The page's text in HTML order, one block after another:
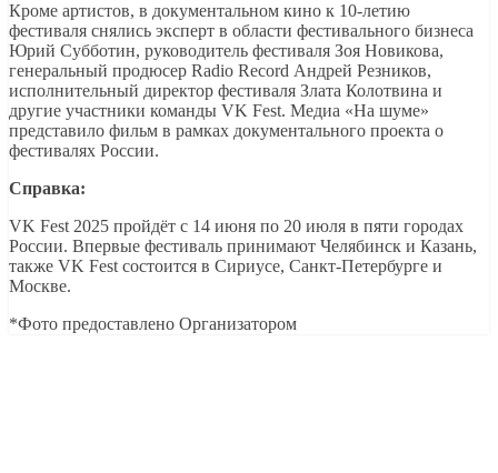
Кроме артистов, в документальном кино к 10-летию
фестиваля снялись эксперт в области фестивального бизнеса
Юрий Субботин, руководитель фестиваля Зоя Новикова,
генеральный продюсер Radio Record Андрей Резников,
исполнительный директор фестиваля Злата Колотвина и
другие участники команды VK Fest. Медиа «На шуме»
представило фильм в рамках документального проекта о
фестивалях России.
Справка:
VK Fest 2025 пройдёт с 14 июня по 20 июля в пяти городах
России. Впервые фестиваль принимают Челябинск и Казань,
также VK Fest состоится в Сириусе, Санкт-Петербурге и
Москве.
*Фото предоставлено Организатором